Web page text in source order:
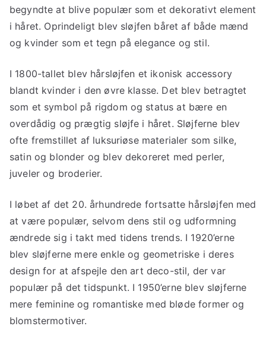
begyndte at blive populær som et dekorativt element
i håret. Oprindeligt blev sløjfen båret af både mænd
og kvinder som et tegn på elegance og stil.
I 1800-tallet blev hårsløjfen et ikonisk accessory
blandt kvinder i den øvre klasse. Det blev betragtet
som et symbol på rigdom og status at bære en
overdådig og prægtig sløjfe i håret. Sløjferne blev
ofte fremstillet af luksuriøse materialer som silke,
satin og blonder og blev dekoreret med perler,
juveler og broderier.
I løbet af det 20. århundrede fortsatte hårsløjfen med
at være populær, selvom dens stil og udformning
ændrede sig i takt med tidens trends. I 1920’erne
blev sløjferne mere enkle og geometriske i deres
design for at afspejle den art deco-stil, der var
populær på det tidspunkt. I 1950’erne blev sløjferne
mere feminine og romantiske med bløde former og
blomstermotiver.